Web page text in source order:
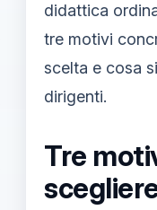
didattica
tre motivi
scelta e cosa
dirigenti.
Tre